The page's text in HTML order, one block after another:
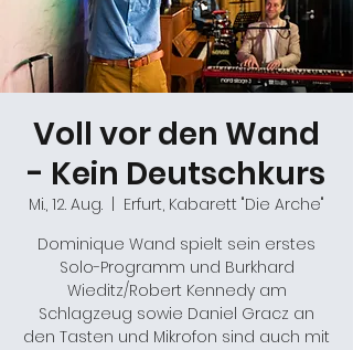
Voll vor den Wand
- Kein Deutschkurs
Mi., 12. Aug.
Erfurt, Kabarett "Die Arche"
Dominique Wand spielt sein erstes
Solo-Programm und Burkhard
Wieditz/Robert Kennedy am
Schlagzeug sowie Daniel Gracz an
den Tasten und Mikrofon sind auch mit